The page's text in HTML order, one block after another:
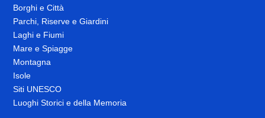
Borghi e Città
Parchi, Riserve e Giardini
Laghi e Fiumi
Mare e Spiagge
Montagna
Isole
Siti UNESCO
Luoghi Storici e della Memoria